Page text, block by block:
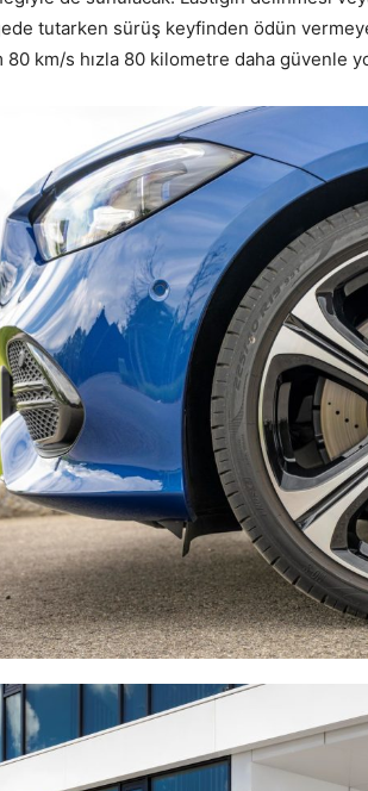
tutarken sürüş keyfinden ödün
80 km/s hızla 80 kilometre daha güvenle